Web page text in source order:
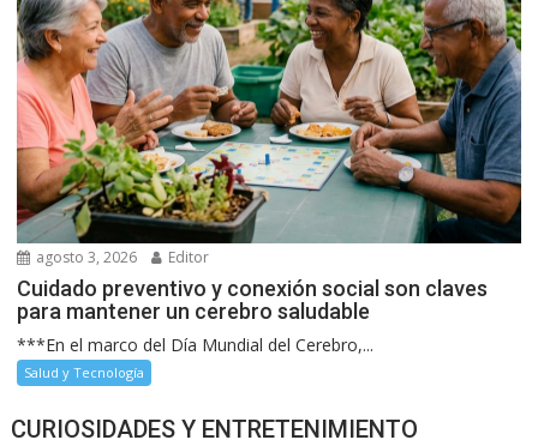
agosto 3, 2026 Editor
Cuidado preventivo y conexión social son claves
para mantener un cerebro saludable
***En el marco del Día Mundial del Cerebro,...
Salud y Tecnología
CURIOSIDADES Y ENTRETENIMIENTO